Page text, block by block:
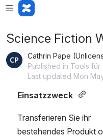
Science Fiction
Cathrin Pape
Published in Tools
Last updated Mon
Einsatzzweck
Transferieren Sie ihr
bestehendes Produkt